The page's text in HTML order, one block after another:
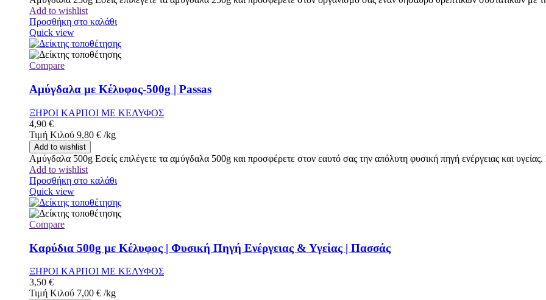
Add to wishlist
Προσθήκη στο καλάθι
Quick view
Compare
Αμύγδαλα με Κέλυφος-500g | Passas
ΞΗΡΟΙ ΚΑΡΠΟΙ ΜΕ ΚΕΛΥΦΟΣ
4,90 €
Τιμή Κιλού 9,80 € /kg
Add to wishlist
Αμύγδαλα 500g Εσείς επιλέγετε τα αμύγδαλα 500g και προσφέρετε στον εαυτό σας την απόλυτη φυσική πηγή ενέργειας και υγείας.
Add to wishlist
Προσθήκη στο καλάθι
Quick view
Compare
Καρύδια 500g με Κέλυφος | Φυσική Πηγή Ενέργειας & Υγείας | Πασσάς
ΞΗΡΟΙ ΚΑΡΠΟΙ ΜΕ ΚΕΛΥΦΟΣ
3,50 €
Τιμή Κιλού 7,00 € /kg